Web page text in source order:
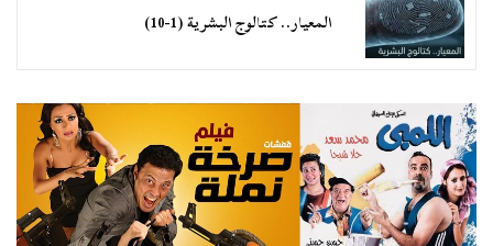
المعيار.. كتالوج البشرية (1-10)